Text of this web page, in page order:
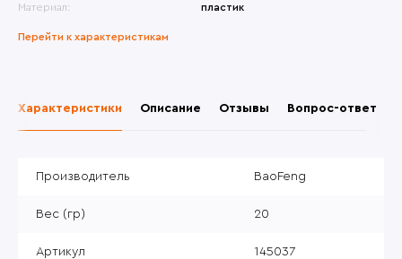
Материал:
пластик
Перейти к характеристикам
Характеристики Описание Отзывы Вопрос-ответ
Производитель BaoFeng
Вес (гр) 20
Артикул 145037